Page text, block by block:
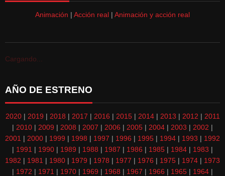
Animación | Acción real | Animación y acción real
Cargando...
AÑO DE ESTRENO
2020| 2019 | 2018 | 2017 | 2016 | 2015| 2014| 2013 | 2012 | 2011
| 2010 | 2009 | 2008 | 2007 | 2006 | 2005 | 2004 | 2003 | 2002 |
2001 | 2000 | 1999 | 1998 | 1997 | 1996 | 1995 | 1994 | 1993 | 1992
| 1991 | 1990 | 1989 | 1988 | 1987 | 1986 | 1985 | 1984 | 1983 |
1982 | 1981 | 1980 | 1979 | 1978 | 1977 | 1976 | 1975 | 1974 | 1973
| 1972 | 1971 | 1970 | 1969 | 1968 | 1967 | 1966 | 1965 | 1964 |